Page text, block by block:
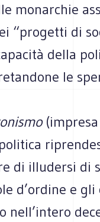
monarchie
“progetti di
della
le
(impresa
di illudersi di
d’ordine e
nell’intero